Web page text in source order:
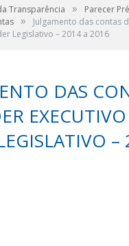
Transparência »
Parecer
»
Julgamento das contas
Legislativo – 2014 a 2016
DAS
–